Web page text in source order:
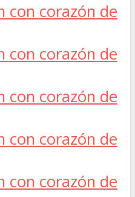
con corazón de
con corazón de
con corazón de
con corazón de
con corazón de